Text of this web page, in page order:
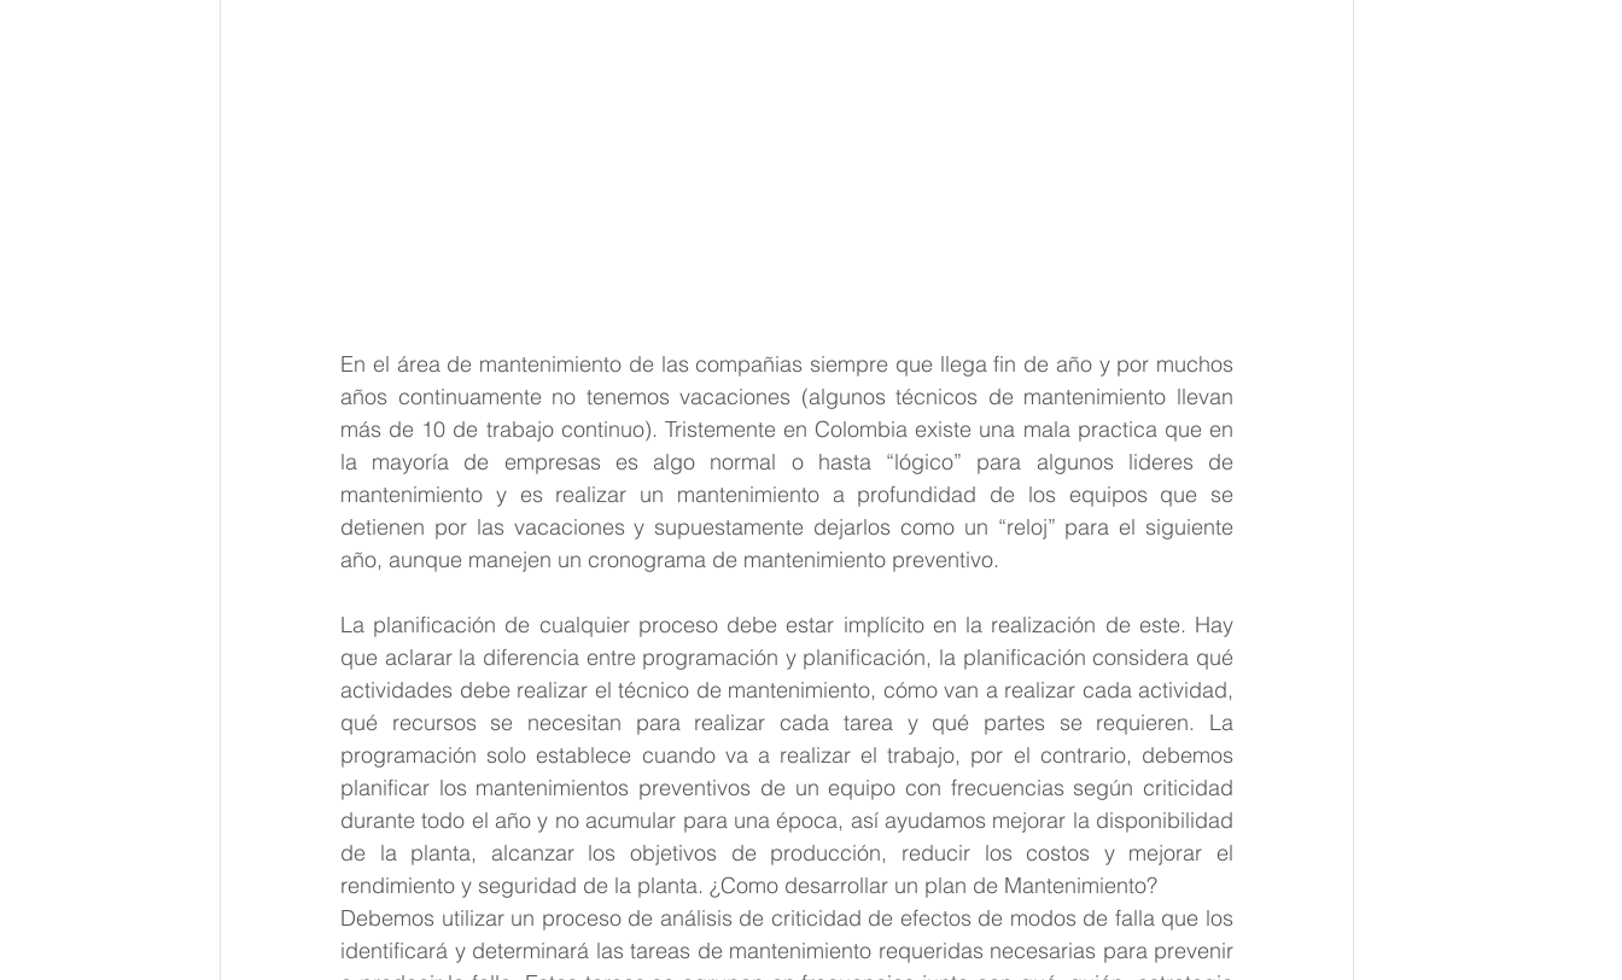
En el área de mantenimiento de las compañias siempre que llega fin de año y por muchos
años continuamente no tenemos vacaciones (algunos técnicos de mantenimiento llevan
más de 10 de trabajo continuo). Tristemente en Colombia existe una mala practica que en
la mayoría de empresas es algo normal o hasta “lógico” para algunos lideres de
mantenimiento y es realizar un mantenimiento a profundidad de los equipos que se
detienen por las vacaciones y supuestamente dejarlos como un “reloj” para el siguiente
año, aunque manejen un cronograma de mantenimiento preventivo.
La planificación de cualquier proceso debe estar implícito en la realización de este. Hay
que aclarar la diferencia entre programación y planificación, la planificación considera qué
actividades debe realizar el técnico de mantenimiento, cómo van a realizar cada actividad,
qué recursos se necesitan para realizar cada tarea y qué partes se requieren. La
programación solo establece cuando va a realizar el trabajo, por el contrario, debemos
planificar los mantenimientos preventivos de un equipo con frecuencias según criticidad
durante todo el año y no acumular para una época, así ayudamos mejorar la disponibilidad
de la planta, alcanzar los objetivos de producción, reducir los costos y mejorar el
rendimiento y seguridad de la planta. ¿Como desarrollar un plan de Mantenimiento?
Debemos utilizar un proceso de análisis de criticidad de efectos de modos de falla que los
identificará y determinará las tareas de mantenimiento requeridas necesarias para prevenir